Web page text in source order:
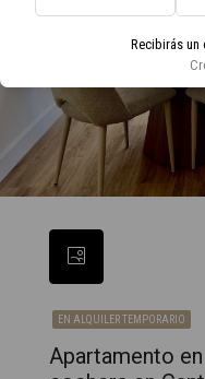
Recibirás un
EN ALQUILER TEMPORARIO
Apartamento